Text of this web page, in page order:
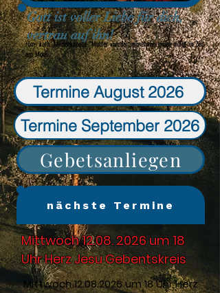
Gott ist voller Liebe für dich,
vertrau auf ihn!
röm. kath. Marienkapelle "Mutter von der immerwährenden Hilfe" in Zell
am Moos
Termine August 2026
Termine September 2026
Gebetsanliegen
nächste Termine
Mittwoch12.08. 2026um 18
Uhr Herz Jesu Gebentskreis
Mittwoch12.08.2026um 18 Uhr Herz